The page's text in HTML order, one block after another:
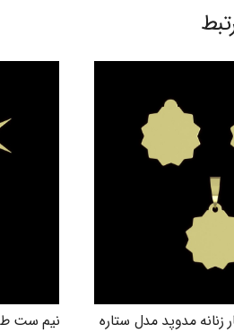
طلا 18 عیار زنانه مدوپد مدل ستاره